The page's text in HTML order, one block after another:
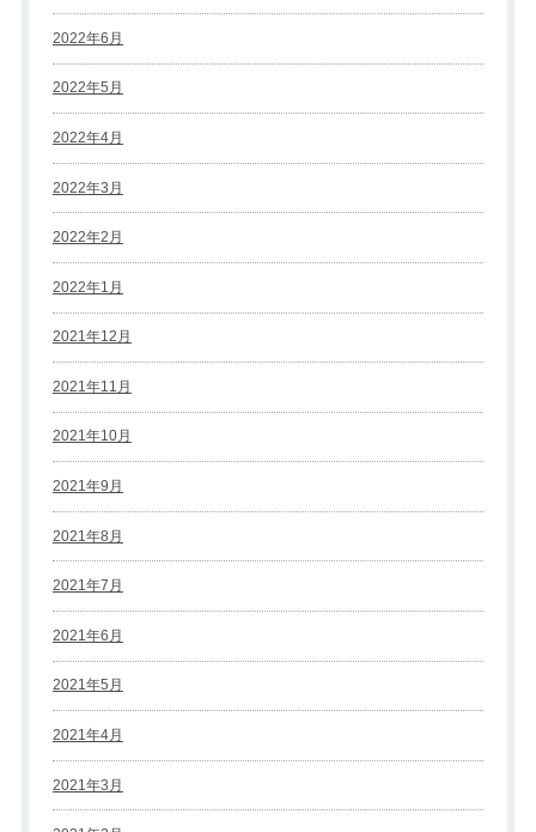
2022年6月
2022年5月
2022年4月
2022年3月
2022年2月
2022年1月
2021年12月
2021年11月
2021年10月
2021年9月
2021年8月
2021年7月
2021年6月
2021年5月
2021年4月
2021年3月